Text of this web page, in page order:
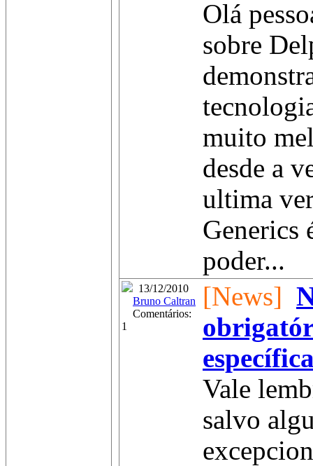
Olá
sobre
muito
desde a
ultima
Generics
poder...
13/12/2010
Bruno Caltran
Comentários:
1
[News]
Vale
salvo